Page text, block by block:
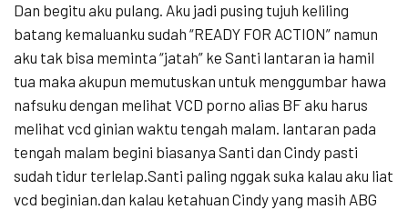
Dan begitu aku pulang. Aku jadi pusing tujuh keliling
batang kemaluanku sudah “READY FOR ACTION” namun
aku tak bisa meminta “jatah” ke Santi lantaran ia hamil
tua maka akupun memutuskan untuk menggumbar hawa
nafsuku dengan melihat VCD porno alias BF aku harus
melihat vcd ginian waktu tengah malam. lantaran pada
tengah malam begini biasanya Santi dan Cindy pasti
sudah tidur terlelap.Santi paling nggak suka kalau aku liat
vcd beginian.dan kalau ketahuan Cindy yang masih ABG